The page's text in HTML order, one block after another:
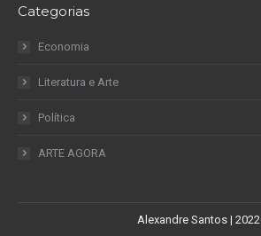
Categorias
Economia
Literatura e Arte
Política
ARTE AGORA
Alexandre Santos | 2022